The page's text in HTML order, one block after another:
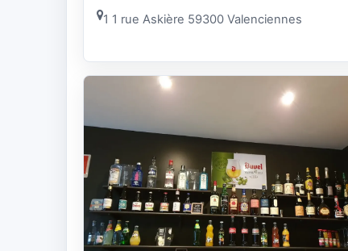
1 1 rue Askière 59300 Valenciennes